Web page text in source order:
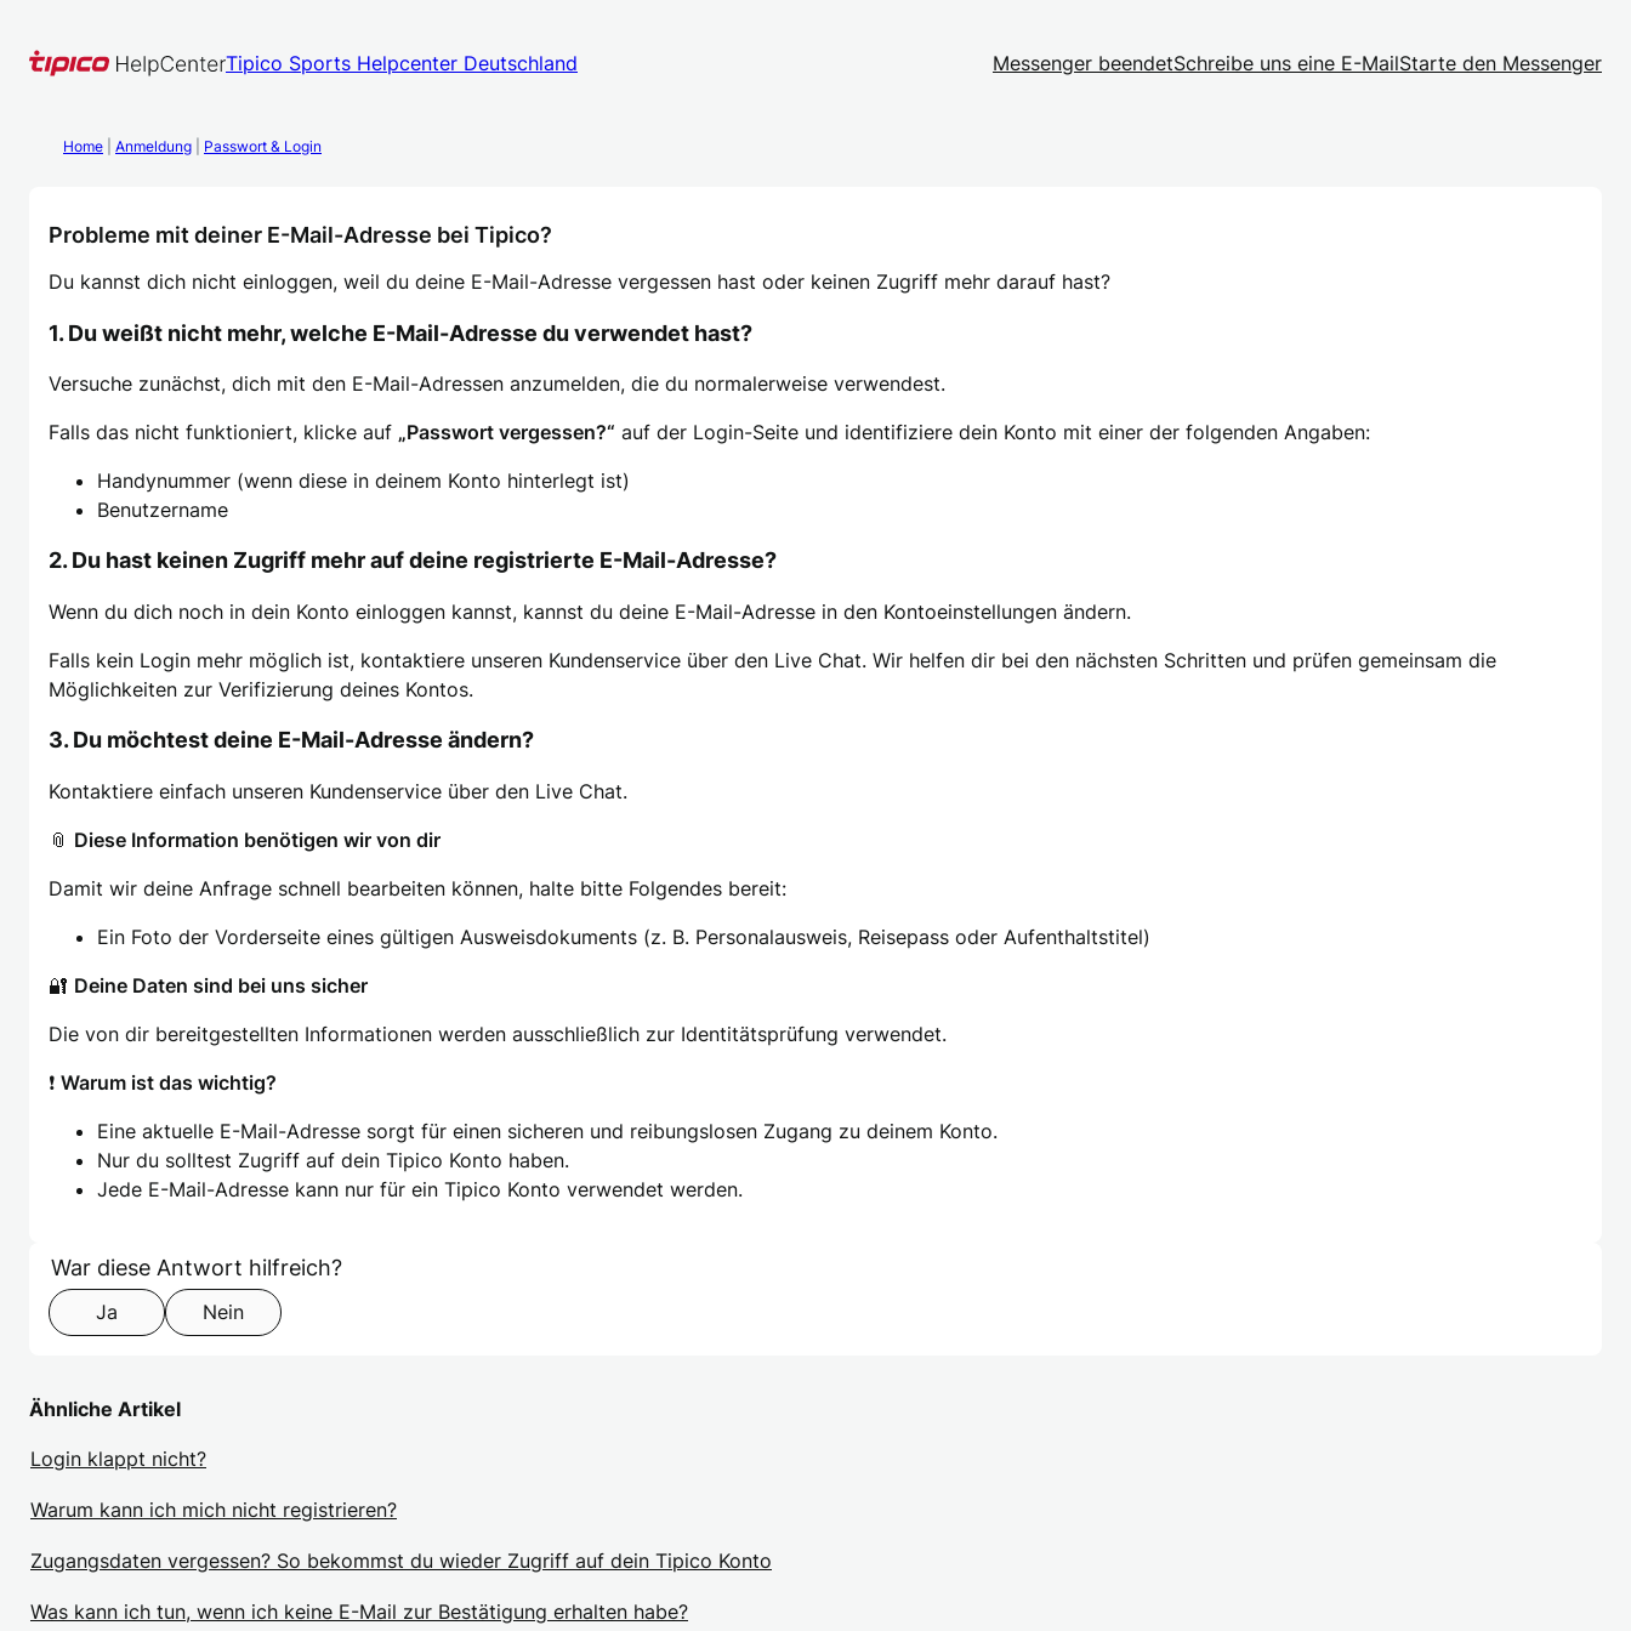
Inhalt
springen
Tipico Sports Helpcenter Deutschland Messenger beendetSchreibe uns eine E-MailStarte den Messenger
Home Anmeldung Passwort & Login
Probleme mit deiner E-Mail-Adresse bei Tipico?
Du kannst dich nicht einloggen, weil du deine E-Mail-Adresse vergessen hast oder keinen Zugriff mehr darauf hast?
1. Du weißt nicht mehr, welche E-Mail-Adresse du verwendet hast?
Versuche zunächst, dich mit den E-Mail-Adressen anzumelden, die du normalerweise verwendest.
Falls das nicht funktioniert, klicke auf „Passwort vergessen?“ auf der Login-Seite und identifiziere dein Konto mit einer der folgenden Angaben:
Handynummer (wenn diese in deinem Konto hinterlegt ist)
Benutzername
2. Du hast keinen Zugriff mehr auf deine registrierte E-Mail-Adresse?
Wenn du dich noch in dein Konto einloggen kannst, kannst du deine E-Mail-Adresse in den Kontoeinstellungen ändern.
Falls kein Login mehr möglich ist, kontaktiere unseren Kundenservice über den Live Chat. Wir helfen dir bei den nächsten Schritten und prüfen gemeinsam die
Möglichkeiten zur Verifizierung deines Kontos.
3. Du möchtest deine E-Mail-Adresse ändern?
Kontaktiere einfach unseren Kundenservice über den Live Chat.
📎 Diese Information benötigen wir von dir
Damit wir deine Anfrage schnell bearbeiten können, halte bitte Folgendes bereit:
Ein Foto der Vorderseite eines gültigen Ausweisdokuments (z. B. Personalausweis, Reisepass oder Aufenthaltstitel)
🔐 Deine Daten sind bei uns sicher
Die von dir bereitgestellten Informationen werden ausschließlich zur Identitätsprüfung verwendet.
❗ Warum ist das wichtig?
Eine aktuelle E-Mail-Adresse sorgt für einen sicheren und reibungslosen Zugang zu deinem Konto.
Nur du solltest Zugriff auf dein Tipico Konto haben.
Jede E-Mail-Adresse kann nur für ein Tipico Konto verwendet werden.
Formular überspringen
Step 1 of 2
War diese Antwort hilfreich?
Ja Nein
Ähnliche Artikel
Login klappt nicht?
Warum kann ich mich nicht registrieren?
Zugangsdaten vergessen? So bekommst du wieder Zugriff auf dein Tipico Konto
Was kann ich tun, wenn ich keine E-Mail zur Bestätigung erhalten habe?